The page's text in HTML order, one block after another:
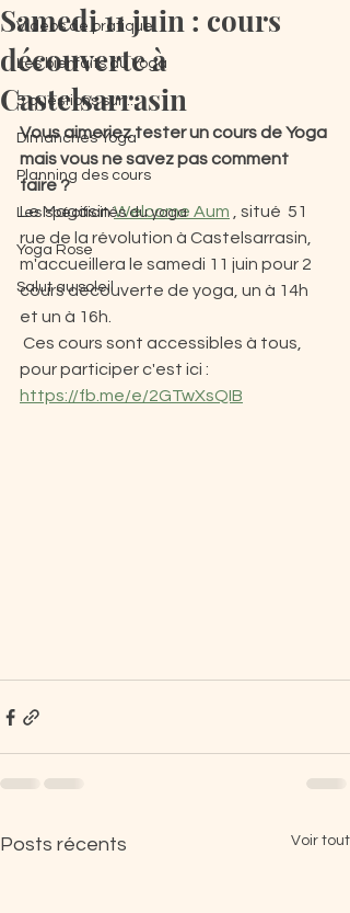
Vidéos de pratique
Les bienfaits du Yoga
5 questions sur ...
Dimanches Yoga
Planning des cours
Les spécificités du yoga
Yoga Rose
Salut au soleil
Samedi 11 juin : cours
découverte à
Castelsarrasin
Vous aimeriez tester un cours de Yoga
mais vous ne savez pas comment
faire ?
Le Magasin Welcome Aum , situé  51
rue de la révolution à Castelsarrasin,
m'accueillera le samedi 11 juin pour 2
cours découverte de yoga, un à 14h
et un à 16h.
pour participer c'est ici :
https://fb.me/e/2GTwXsQIB
Posts récents Voir tout